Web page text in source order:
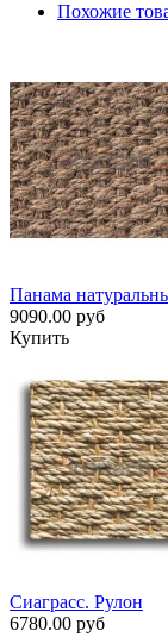
Похожие
Панама
9090.00 руб
Купить
Сиаграсс. Рулон
6780.00 руб